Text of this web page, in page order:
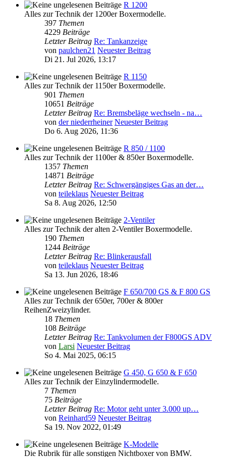
R 1200
Alles zur Technik der 1200er Boxermodelle.
397 Themen
4229 Beiträge
Letzter Beitrag Re: Tankanzeige
von paulchen21 Neuester Beitrag
Di 21. Jul 2026, 13:17
R 1150
Alles zur Technik der 1150er Boxermodelle.
901 Themen
10651 Beiträge
Letzter Beitrag Re: Bremsbeläge wechseln - na…
von der niederrheiner Neuester Beitrag
Do 6. Aug 2026, 11:36
R 850 / 1100
Alles zur Technik der 1100er & 850er Boxermodelle.
1357 Themen
14871 Beiträge
Letzter Beitrag Re: Schwergängiges Gas an der…
von teileklaus Neuester Beitrag
Sa 8. Aug 2026, 12:50
2-Ventiler
Alles zur Technik der alten 2-Ventiler Boxermodelle.
190 Themen
1244 Beiträge
Letzter Beitrag Re: Blinkerausfall
von teileklaus Neuester Beitrag
Sa 13. Jun 2026, 18:46
F 650/700 GS & F 800 GS
Alles zur Technik der 650er, 700er & 800er
ReihenZweizylinder.
18 Themen
108 Beiträge
Letzter Beitrag Re: Tankvolumen der F800GS ADV
von Larsi Neuester Beitrag
So 4. Mai 2025, 06:15
G 450, G 650 & F 650
Alles zur Technik der Einzylindermodelle.
7 Themen
75 Beiträge
Letzter Beitrag Re: Motor geht unter 3.000 up…
von Reinhard59 Neuester Beitrag
Sa 19. Nov 2022, 01:49
K-Modelle
Die Rubrik für alle sonstigen Nichtboxer von BMW.